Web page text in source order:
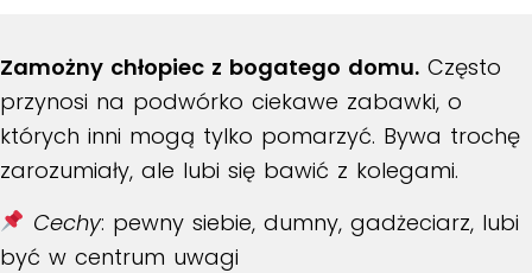
Zamożny chłopiec z bogatego domu. Często
przynosi na podwórko ciekawe zabawki, o
których inni mogą tylko pomarzyć. Bywa trochę
zarozumiały, ale lubi się bawić z kolegami.
Cechy: pewny siebie, dumny, gadżeciarz, lubi
być w centrum uwagi